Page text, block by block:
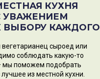
КУХНЯ
УВАЖЕНИЕМ
ВЫБОРУ КАЖДОГО
вегетарианец сыроед или
соблюдать какую-то
мы поможем подобрать
из местной кухни.